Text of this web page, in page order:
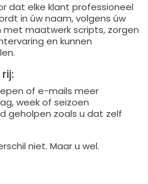
dat elke klant professioneel
in úw naam, volgens úw
met maatwerk scripts, zorgen
en kunnen
of e-mails meer
week of seizoen
geholpen zoals u dat zelf
niet. Maar u wel.